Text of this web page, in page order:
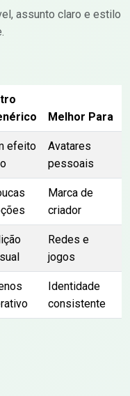
assunto claro e estilo
Melhor Para
efeito
Avatares
pessoais
Marca de
criador
Redes e
jogos
Identidade
consistente